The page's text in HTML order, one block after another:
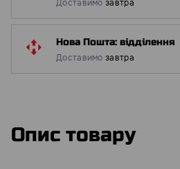
Доставимо завтра
Нова Пошта: відділення
Доставимо завтра
Опис товару